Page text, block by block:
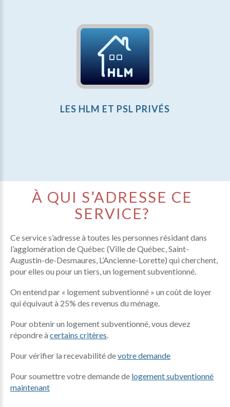
LES HLM ET PSL PRIVÉS
À QUI S’ADRESSE CE
SERVICE?
Ce service s’adresse à toutes les personnes résidant dans
l’agglomération de Québec (Ville de Québec, Saint-
Augustin-de-Desmaures, L’Ancienne-Lorette) qui cherchent,
pour elles ou pour un tiers, un logement subventionné.
On entend par « logement subventionné » un coût de loyer
qui équivaut à 25% des revenus du ménage.
Pour obtenir un logement subventionné, vous devez
répondre à certains critères.
Pour vérifier la recevabilité devotre demande
Pour soumettre votre demande de logement subventionné
maintenant